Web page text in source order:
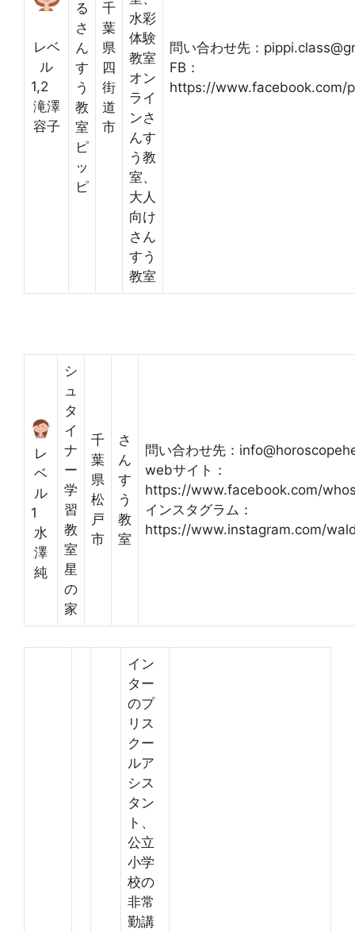
レベ
ル
1,2
滝澤
容子
る
さ
ん
す
う
教
室
ピ
ッ
ピ
千
葉
県
四
街
道
市
水彩
体験
教室
オン
ライ
ンさ
んす
う教
室、
大人
向け
さん
すう
教室
問い合わせ先：
FB：
https://www.facebook.com/
レ
ベ
ル
1
水
澤
純
シ
ュ
タ
イ
ナ
ー
学
習
教
室
星
の
家
千
葉
県
松
戸
市
さ
ん
す
う
教
室
問い合わせ先：
webサイト：
https://www.facebook.com/
インスタグラム：
https://www.instagram.com/
イン
ター
のプ
リス
クー
ルア
シス
タン
ト、
公立
小学
校の
非常
勤講